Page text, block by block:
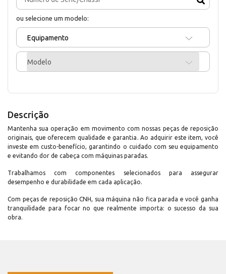
ou selecione um modelo:
Equipamento
Modelo
Descrição
Mantenha sua operação em movimento com nossas peças de reposição
originais, que oferecem qualidade e garantia. Ao adquirir este item, você
investe em custo-benefício, garantindo o cuidado com seu equipamento
e evitando dor de cabeça com máquinas paradas.
Trabalhamos com componentes selecionados para assegurar
desempenho e durabilidade em cada aplicação.
Com peças de reposição CNH, sua máquina não fica parada e você ganha
tranquilidade para focar no que realmente importa: o sucesso da sua
obra.